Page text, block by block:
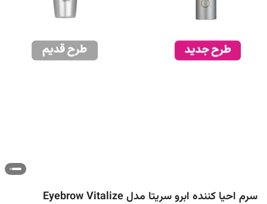
سرم احیا کننده ابرو سریتا مدل Eyebrow Vitalize